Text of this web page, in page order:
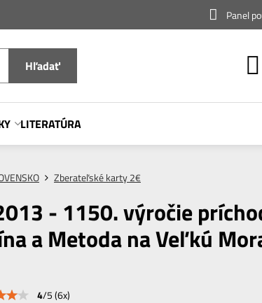
Panel
Hľadať
LITERATÚRA
Zberateľské karty 2€
- 1150. výročie
a Metoda na Veľkú
4/5(6x)